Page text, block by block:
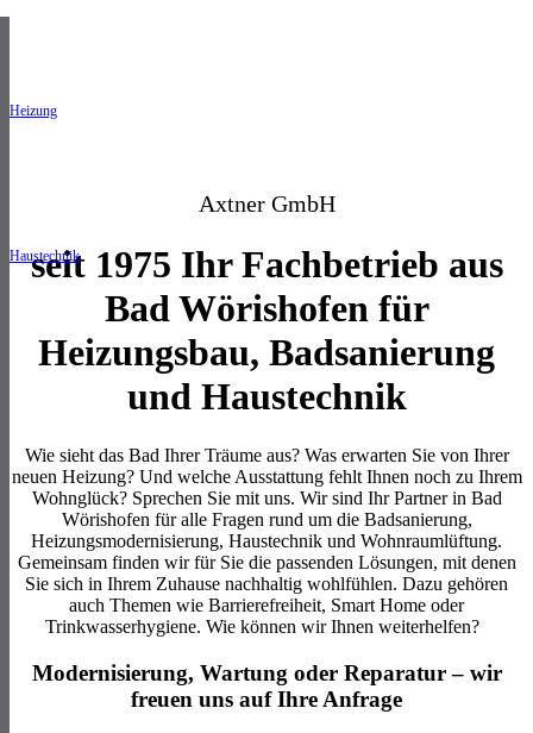
Heizung
Haustechnik
Axtner GmbH
seit 1975 Ihr Fachbetrieb aus
Bad Wörishofen für
Heizungsbau, Badsanierung
und Haustechnik
Wie sieht das Bad Ihrer Träume aus? Was erwarten Sie von Ihrer
neuen Heizung? Und welche Ausstattung fehlt Ihnen noch zu Ihrem
Wohnglück? Sprechen Sie mit uns. Wir sind Ihr Partner in Bad
Wörishofen für alle Fragen rund um die Badsanierung,
Heizungsmodernisierung, Haustechnik und Wohnraumlüftung.
Gemeinsam finden wir für Sie die passenden Lösungen, mit denen
Sie sich in Ihrem Zuhause nachhaltig wohlfühlen. Dazu gehören
auch Themen wie Barrierefreiheit, Smart Home oder
Trinkwasserhygiene. Wie können wir Ihnen weiterhelfen?
Modernisierung, Wartung oder Reparatur – wir
freuen uns auf Ihre Anfrage